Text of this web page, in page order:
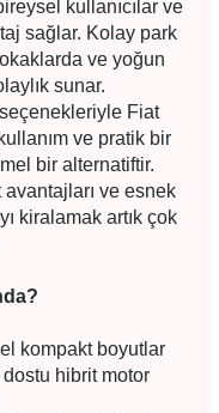
kullanıcılar ve
sağlar. Kolay park
ve yoğun
sunar.
Fiat
ve pratik bir
bir alternatiftir.
avantajları ve esnek
kiralamak artık çok
kompakt boyutlar
hibrit motor